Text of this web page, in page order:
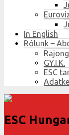
In English
Rólunk –
GY.I.K.
ESC
ESC